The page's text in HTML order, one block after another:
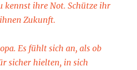
kennst ihre Not. Schütze ihr
Zukunft.
Es fühlt sich an, als ob
sicher hielten, in sich